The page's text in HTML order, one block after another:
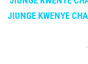
JIUNGE KWENYE